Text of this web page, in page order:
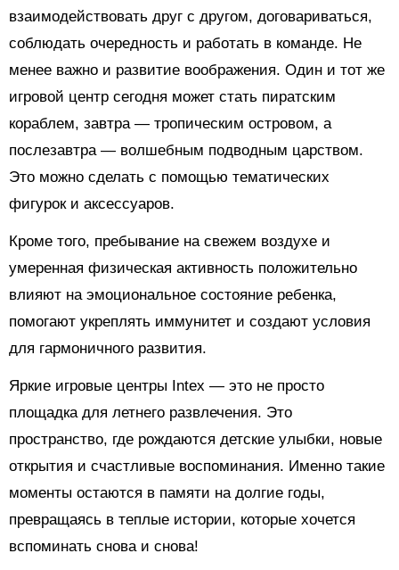
взаимодействовать друг с другом, договариваться,
соблюдать очередность и работать в команде. Не
менее важно и развитие воображения. Один и тот же
игровой центр сегодня может стать пиратским
кораблем, завтра — тропическим островом, а
послезавтра — волшебным подводным царством.
Это можно сделать с помощью тематических
фигурок и аксессуаров.
Кроме того, пребывание на свежем воздухе и
умеренная физическая активность положительно
влияют на эмоциональное состояние ребенка,
помогают укреплять иммунитет и создают условия
для гармоничного развития.
Яркие игровые центры Intex — это не просто
площадка для летнего развлечения. Это
пространство, где рождаются детские улыбки, новые
открытия и счастливые воспоминания. Именно такие
моменты остаются в памяти на долгие годы,
превращаясь в теплые истории, которые хочется
вспоминать снова и снова!